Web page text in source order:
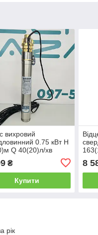
вихровий
0.75 кВт H
Q 40(20)л/хв
(777302)
₴
Купити
8
рік